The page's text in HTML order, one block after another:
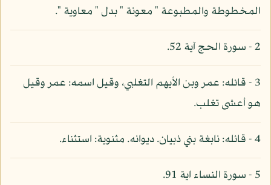
المخطوطة والمطبوعة " معونة " بدل " معاوية ".
2 - سورة الحج آية 52.
3 - قائله: عمر وبن الأيهم التغلبي، وقيل اسمه: عمر وقيل
هو أعشى تغلب.
4 - قائله: نابغة بني ذبيان. ديوانه. مثنوية: استثناء.
5 - سورة النساء اية 91.